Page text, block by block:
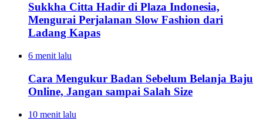
Sukkha Citta Hadir di Plaza Indonesia,
Mengurai Perjalanan Slow Fashion dari
Ladang Kapas
6 menit lalu
Cara Mengukur Badan Sebelum Belanja Baju
Online, Jangan sampai Salah Size
10 menit lalu